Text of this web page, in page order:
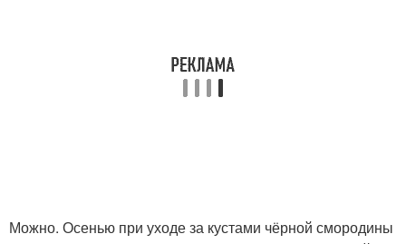
Можно. Осенью при уходе за кустами чёрной смородины